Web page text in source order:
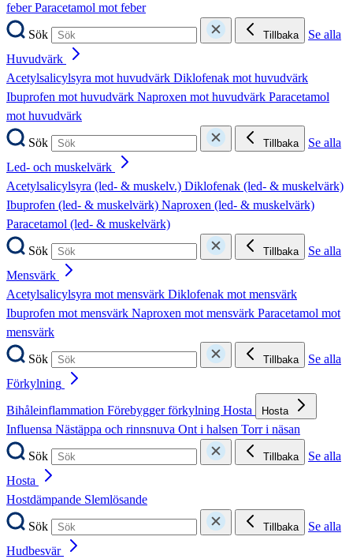
feberParacetamol mot feber
Sök
Tillbaka
Se alla
Huvudvärk
Acetylsalicylsyra mot huvudvärk Diklofenak mot huvudvärk
Ibuprofen mot huvudvärk Naproxen mot huvudvärk Paracetamol
mot huvudvärk
Sök
Tillbaka
Se alla
Led- och muskelvärk
Acetylsalicylsyra (led- & muskelv.) Diklofenak (led- & muskelvärk)
Ibuprofen (led- & muskelvärk) Naproxen (led- & muskelvärk)
Paracetamol (led- & muskelvärk)
Sök
Tillbaka
Se alla
Mensvärk
Acetylsalicylsyra mot mensvärk Diklofenak mot mensvärk
Ibuprofen mot mensvärk Naproxen mot mensvärk Paracetamol mot
mensvärk
Sök
Tillbaka
Se alla
Förkylning
Bihåleinflammation Förebygger förkylning Hosta Hosta
Influensa Nästäppa och rinnsnuva Ont i halsen Torr i näsan
Sök
Tillbaka
Se alla
Hosta
Hostdämpande Slemlösande
Sök
Tillbaka
Se alla
Hudbesvär